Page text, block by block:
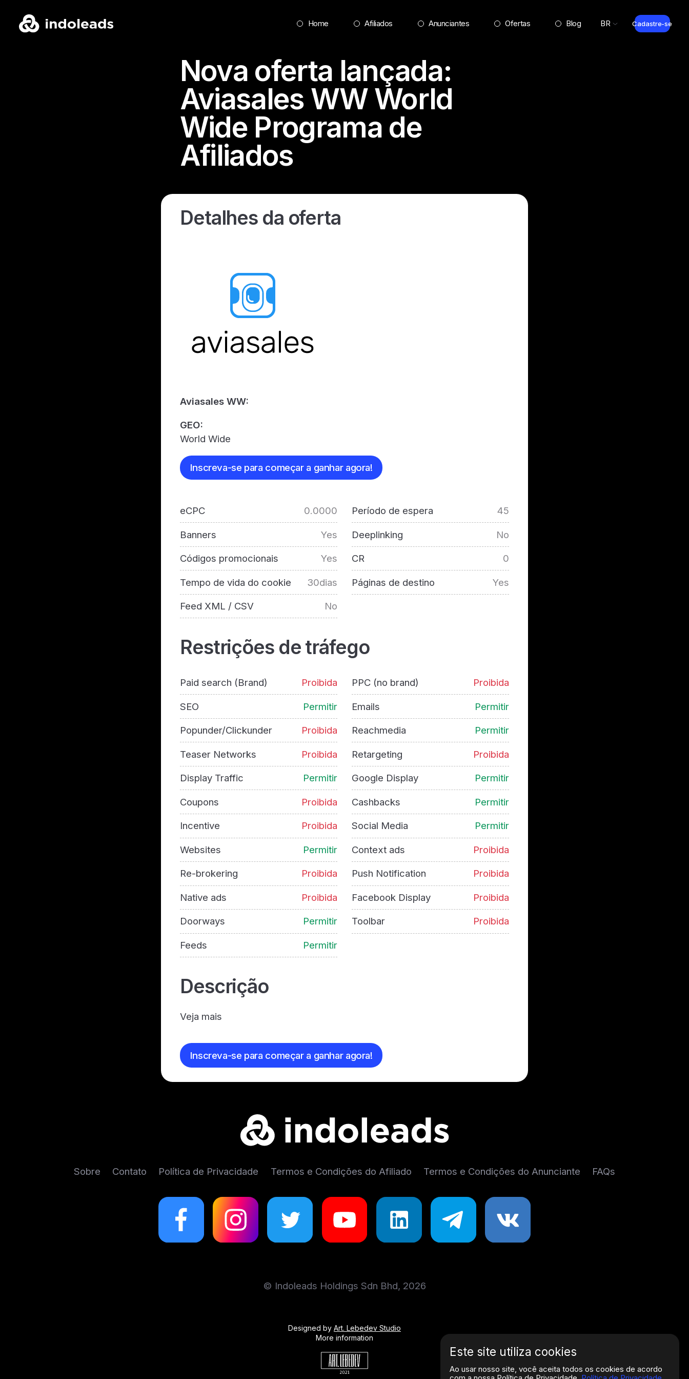
Este site utiliza cookies
Ao usar nosso site, você aceita todos os cookies de acordo
Home Afiliados Anunciantes Ofertas Blog BR Cadastre-se
Nova oferta lançada:
Aviasales WWWorld
Wide Programa de
Afiliados
Detalhes da oferta
Aviasales WW:
GEO:
World Wide
Inscreva-se para começar a ganhar agora!
eCPC 0.0000 Período de espera 45
Banners Yes Deeplinking No
Códigos promocionais Yes CR 0
Tempo de vida do cookie 30dias Páginas de destino Yes
Feed XML / CSV No
Restrições de tráfego
Paid search (Brand) Proibida PPC (no brand) Proibida
SEO Permitir Emails Permitir
Popunder/Clickunder Proibida Reachmedia Permitir
Teaser Networks Proibida Retargeting Proibida
Display Traffic Permitir Google Display Permitir
Coupons Proibida Cashbacks Permitir
Incentive Proibida Social Media Permitir
Websites Permitir Context ads Proibida
Re-brokering Proibida Push Notification Proibida
Native ads Proibida Facebook Display Proibida
Doorways Permitir Toolbar Proibida
Feeds Permitir
Descrição
Veja mais
Inscreva-se para começar a ganhar agora!
Sobre Contato Política de Privacidade Termos e Condições do Afiliado Termos e Condições do Anunciante FAQs
© Indoleads Holdings Sdn Bhd, 2026
Designed by Art. Lebedev Studio
More information